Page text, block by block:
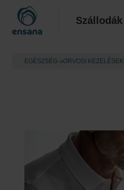
Szállodák
EGÉSZSÉG ORVOSI KEZELÉSEK